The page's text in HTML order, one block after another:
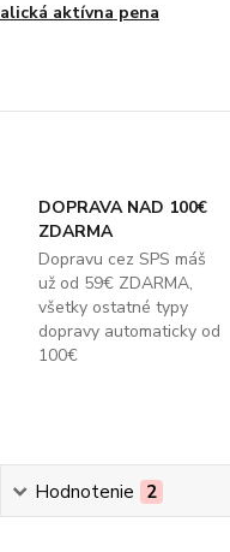
aktívna pena
DOPRAVA NAD 100€
ZDARMA
Dopravu cez SPS máš
už od 59€ ZDARMA,
všetky ostatné typy
dopravy automaticky od
100€
Hodnotenie 2